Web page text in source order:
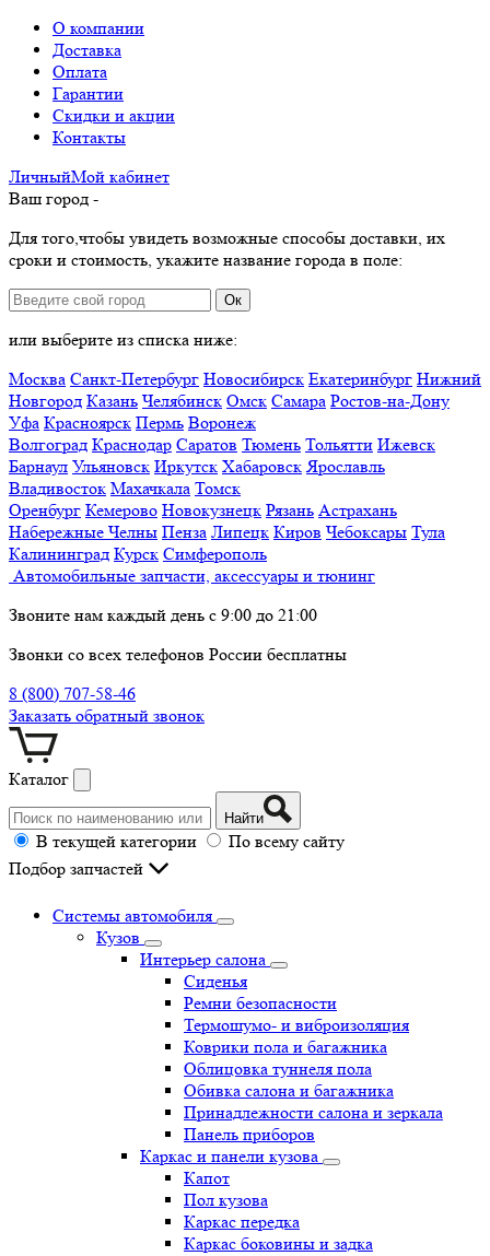
О компании
Доставка
Оплата
Гарантии
Скидки и акции
Контакты
ЛичныйМой кабинет
Ваш город -
Для того,чтобы увидеть возможные способы доставки, их
сроки и стоимость, укажите название города в поле:
Ок
или выберите из списка ниже:
Москва Санкт-Петербург Новосибирск Екатеринбург Нижний
Новгород Казань Челябинск Омск Самара Ростов-на-Дону
Уфа Красноярск Пермь Воронеж
Волгоград Краснодар Саратов Тюмень Тольятти Ижевск
Барнаул Ульяновск Иркутск Хабаровск Ярославль
Владивосток Махачкала Томск
Оренбург Кемерово Новокузнецк Рязань Астрахань
Набережные Челны Пенза Липецк Киров Чебоксары Тула
Калининград Курск Симферополь
Автомобильные запчасти, аксессуары и тюнинг
Звоните нам каждый день с 9:00 до 21:00
Звонки со всех телефонов России бесплатны
8 (800) 707-58-46
Заказать обратный звонок
Каталог
Найти
В текущей категории
По всему сайту
Подбор запчастей
Системы автомобиля
Кузов
Интерьер салона
Сиденья
Ремни безопасности
Термошумо- и виброизоляция
Коврики пола и багажника
Облицовка туннеля пола
Обивка салона и багажника
Принадлежности салона и зеркала
Панель приборов
Каркас и панели кузова
Капот
Пол кузова
Каркас передка
Каркас боковины и задка